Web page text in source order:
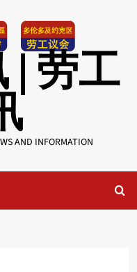
| 劳工
AND INFORMATION